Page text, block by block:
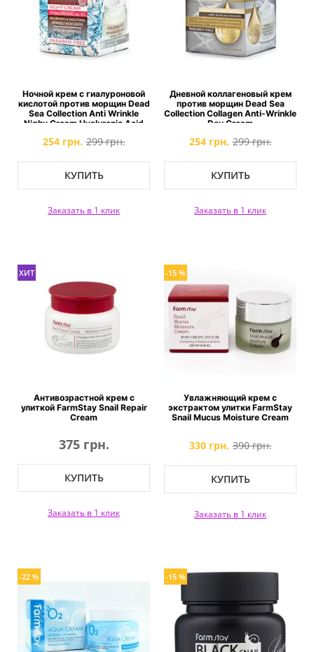
Ночной крем с гиалуроновой
кислотой против морщин Dead
Sea Collection Anti Wrinkle
Nighy Cream Hyaluronic Acid
254 грн. 299 грн.
КУПИТЬ
Заказать в 1 клик
Дневной коллагеновый крем
против морщин Dead Sea
Collection Collagen Anti-Wrinkle
Day Cream
254 грн. 299 грн.
КУПИТЬ
Заказать в 1 клик
ХИТ
Антивозрастной крем с
улиткой FarmStay Snail Repair
Cream
375 грн.
КУПИТЬ
Заказать в 1 клик
-15 %
Увлажняющий крем с
экстрактом улитки FarmStay
Snail Mucus Moisture Cream
330 грн. 390 грн.
КУПИТЬ
Заказать в 1 клик
-22 % -15 %